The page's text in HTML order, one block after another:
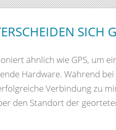
SICH
ähnlich wie GPS, um
Hardware. Während
Verbindung zu
den Standort der